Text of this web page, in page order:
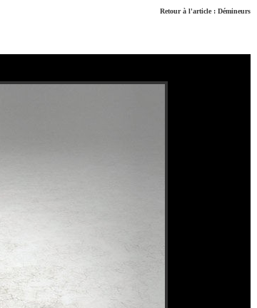
Retour à l'article : Démineurs